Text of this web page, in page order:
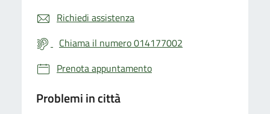
Richiedi assistenza
Chiama il numero 014177002
Prenota appuntamento
Problemi in città